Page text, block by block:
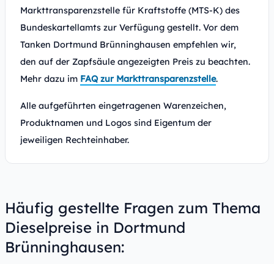
Markttransparenzstelle für Kraftstoffe (MTS-K) des
Bundeskartellamts zur Verfügung gestellt. Vor dem
Tanken Dortmund Brünninghausen empfehlen wir,
den auf der Zapfsäule angezeigten Preis zu beachten.
Mehr dazu im FAQ zur Markttransparenzstelle.
Alle aufgeführten eingetragenen Warenzeichen,
Produktnamen und Logos sind Eigentum der
jeweiligen Rechteinhaber.
Häufig gestellte Fragen zum Thema
Dieselpreise in Dortmund
Brünninghausen: